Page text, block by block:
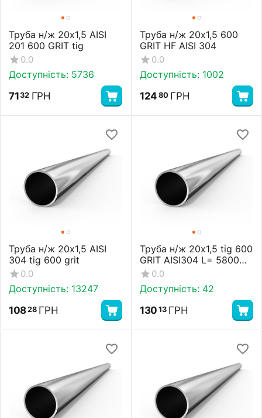
Труба н/ж 20х1,5 AISI
201 600 GRIT tig
0.0
Доступність: 5736
7132 ГРН
Труба н/ж 20х1,5 600
GRIT HF AISI 304
0.0
Доступність: 1002
124 80 ГРН
Труба н/ж 20х1,5 AISI
304 tig 600 grit
0.0
Доступність: 13247
10828 ГРН
Труба н/ж 20х1,5 tig 600
GRIT AISI304 L= 5800
mm0.0
Доступність: 42
130 13 ГРН